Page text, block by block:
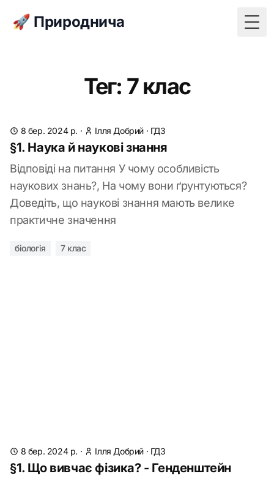
🚀 Природнича
Тег: 7 клас
8 бер. 2024 р. · Ілля Добрий · ГДЗ
§1. Наука й наукові знання
Відповіді на питання У чому особливість
наукових знань?, На чому вони ґрунтуються?
Доведіть, що наукові знання мають велике
практичне значення
біологія 7 клас
8 бер. 2024 р. · Ілля Добрий · ГДЗ
§1. Що вивчає фізика? - Генденштейн